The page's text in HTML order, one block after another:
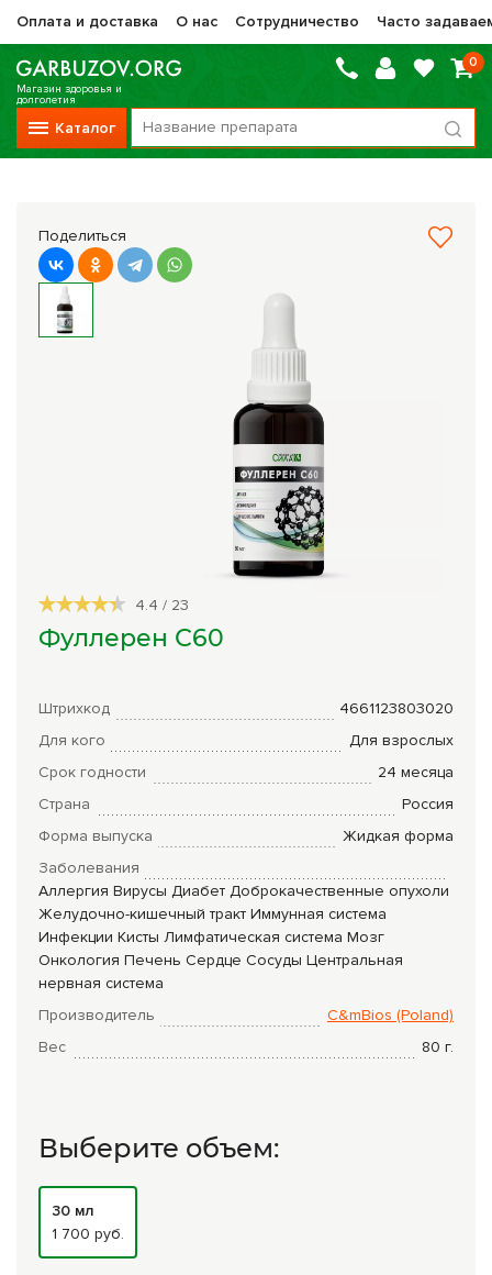
Оплата и доставка О нас Сотрудничество Часто
Магазин здоровья и
долголетия
Каталог
0
Препараты НТК Жизненная Сила
Сашера-Мед
Прочие фитопрепараты
Травяной чай
Специи
Натуральные растительные масла
Лечебные мази
Натуральное мыло
Средства личной гигиены
Приборы лечебные
Книги Гарбузова Г.А.
Комплексные программы лечения
Поделиться
4.4 / 23
Фуллерен С60
Штрихкод
4661123803020
Для кого
Для взрослых
Срок годности
24 месяца
Страна
Россия
Форма выпуска
Жидкая форма
Заболевания
Аллергия Вирусы Диабет Доброкачественные опухоли
Желудочно-кишечный тракт Иммунная система
Инфекции Кисты Лимфатическая система Мозг
Онкология Печень Сердце Сосуды Центральная
нервная система
Производитель
С&mBios (Poland)
Вес
80 г.
Выберите объем:
30 мл
1 700 руб.